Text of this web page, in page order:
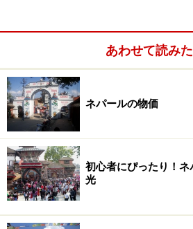
側は静かな住宅街となっています
で好んでダムサイドに滞在すると
ッジは長期滞在の割引など、夏場
的柔軟に対応してもらえることもあ
あわせて読み
ネパールの物価
初心者にぴったり！
光